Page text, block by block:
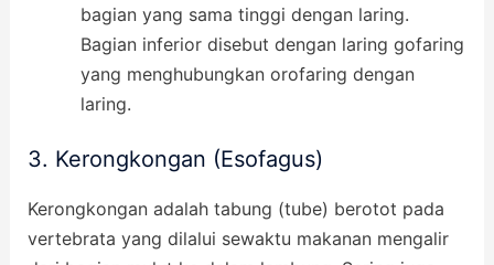
bagian yang sama tinggi dengan laring.
Bagian inferior disebut dengan laring gofaring
yang menghubungkan orofaring dengan
laring.
3. Kerongkongan (Esofagus)
Kerongkongan adalah tabung (tube) berotot pada
vertebrata yang dilalui sewaktu makanan mengalir